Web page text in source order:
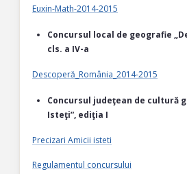
Euxin-Math-2014-2015
Concursul local de geografie
cls. a IV-a
Descoperă_România_2014-2015
Concursul judeţean de cultură
Isteţi”, ediţia I
Precizari Amicii isteti
Regulamentul concursului